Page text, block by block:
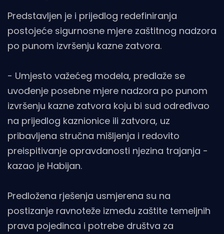
Predstavljen je i prijedlog redefiniranja
postojeće sigurnosne mjere zaštitnog nadzora
po punom izvršenju kazne zatvora.
- Umjesto važećeg modela, predlaže se
uvođenje posebne mjere nadzora po punom
izvršenju kazne zatvora koju bi sud određivao
na prijedlog kaznionice ili zatvora, uz
pribavljena stručna mišljenja i redovito
preispitivanje opravdanosti njezina trajanja -
kazao je Habijan.
Predložena rješenja usmjerena su na
postizanje ravnoteže između zaštite temeljnih
prava pojedinca i potrebe društva za